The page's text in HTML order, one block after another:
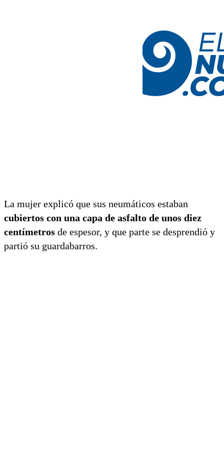
La mujer explicó que sus neumáticos estaban
cubiertos con una capa de asfalto de unos diez
centímetros de espesor, y que parte se desprendió y
partió su guardabarros.